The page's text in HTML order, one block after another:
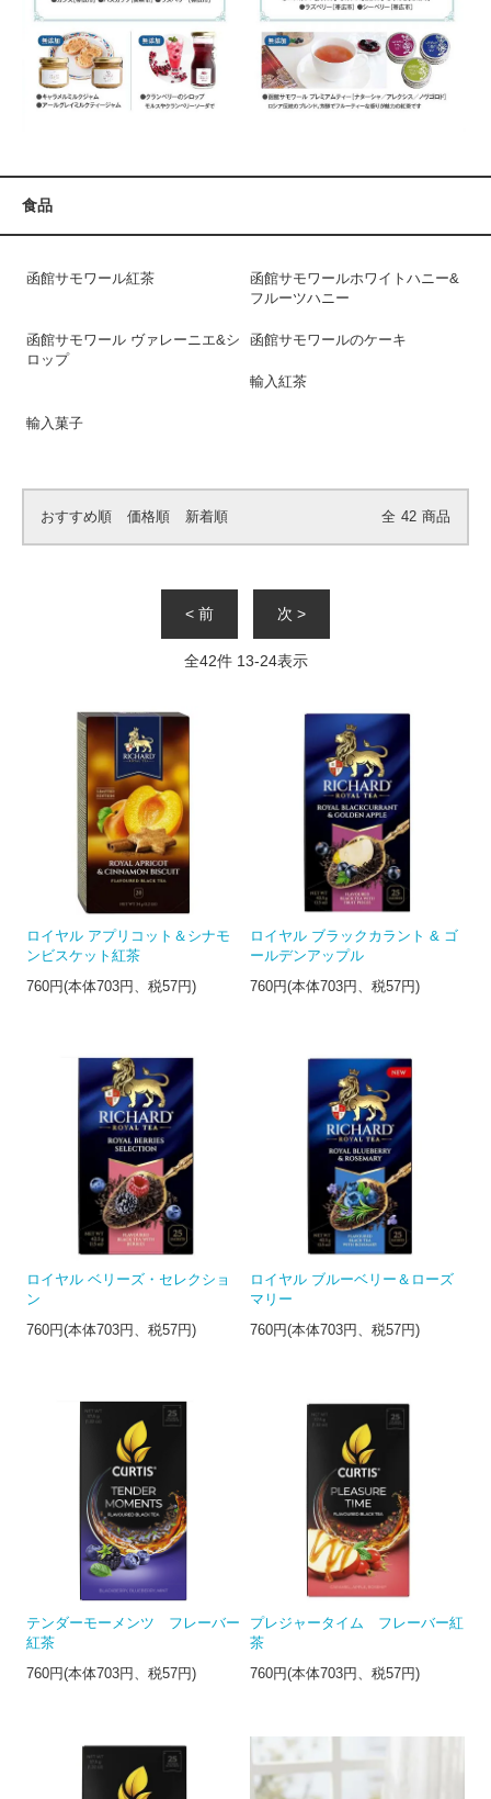
食品
函館サモワール紅茶
函館サモワールホワイトハニー&
フルーツハニー
函館サモワール ヴァレーニエ&シ
ロップ
函館サモワールのケーキ
輸入紅茶
輸入菓子
おすすめ順 価格順 新着順 全 42 商品
< 前 次 >
全42件 13-24表示
ロイヤル アプリコット＆シナモ
ンビスケット紅茶
760円(本体703円、税57円)
ロイヤル ブラックカラント & ゴ
ールデンアップル
760円(本体703円、税57円)
ロイヤル ベリーズ・セレクショ
ン
760円(本体703円、税57円)
ロイヤル ブルーベリー＆ローズ
マリー
760円(本体703円、税57円)
テンダーモーメンツ フレーバー
紅茶
760円(本体703円、税57円)
プレジャータイム フレーバー紅
茶
760円(本体703円、税57円)